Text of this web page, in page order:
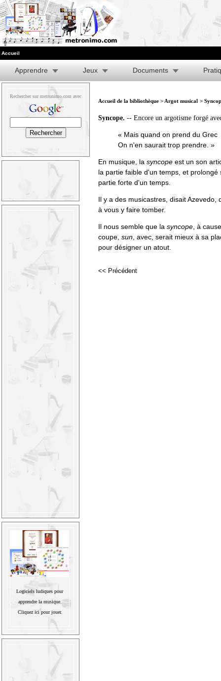
Accueil
Apprendre Jeux Documents
Rechercher sur metronimo.com avec
Logiciels ludiques pour
apprendre la musique.
Cliquez ici pour jouer.
Accueil de la bibliothèque > Argot musical >
Syncope. -- Encore un argotisme forgé
« Mais quand on prend du Grec
On n'en saurait trop prendre. »
En musique, la syncope est un son
la partie faible d'un temps, et
partie forte d'un temps.
Il y a des musicastres, disait Azevedo,
à vous y faire tomber.
Il nous semble que la syncope , à
coupe, sun , avec, serait mieux à sa
pour désigner un atout.
<< Précédent